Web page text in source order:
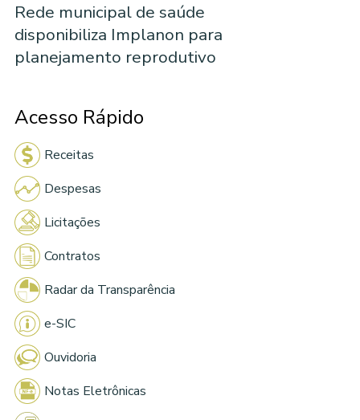
Rede municipal de saúde
disponibiliza Implanon para
planejamento reprodutivo
Acesso Rápido
Receitas
Despesas
Licitações
Contratos
Radar da Transparência
e-SIC
Ouvidoria
Notas Eletrônicas